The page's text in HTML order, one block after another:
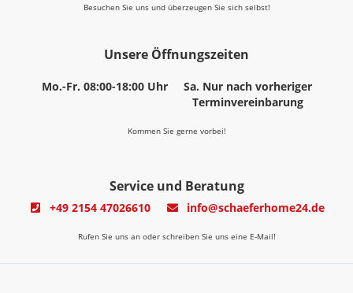
Besuchen Sie uns und überzeugen Sie sich selbst!
Unsere Öffnungszeiten
Mo.-Fr. 08:00-18:00 Uhr
Sa. Nur nach vorheriger
Terminvereinbarung
Kommen Sie gerne vorbei!
Service und Beratung
+49 2154 47026610 info@schaeferhome24.de
Rufen Sie uns an oder schreiben Sie uns eine E-Mail!